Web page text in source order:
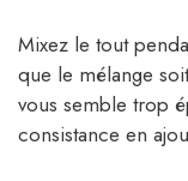
Mixez le tout
que le mélange
vous semble trop
consistance en